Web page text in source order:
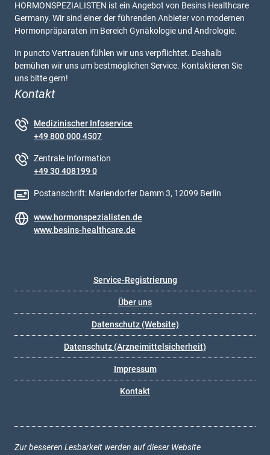
HORMONSPEZIALISTEN ist ein Angebot von Besins Healthcare
Germany. Wir sind einer der führenden Anbieter von modernen
Hormonpräparaten im Bereich Gynäkologie und Andrologie.
In puncto Vertrauen fühlen wir uns verpflichtet. Deshalb
bemühen wir uns um bestmöglichen Service. Kontaktieren Sie
uns bitte gern!
Kontakt
Medizinischer Infoservice
+49 800 000 4507
Zentrale Information
+49 30 408199 0
Postanschrift: Mariendorfer Damm 3, 12099 Berlin
www.hormonspezialisten.de
www.besins-healthcare.de
Service-Registrierung
Über uns
Datenschutz (Website)
Datenschutz (Arzneimittelsicherheit)
Impressum
Kontakt
Zur besseren Lesbarkeit werden auf dieser Website